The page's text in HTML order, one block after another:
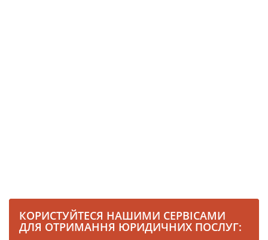
КОРИСТУЙТЕСЯ НАШИМИ СЕРВІСАМИ
ДЛЯ ОТРИМАННЯ ЮРИДИЧНИХ ПОСЛУГ: